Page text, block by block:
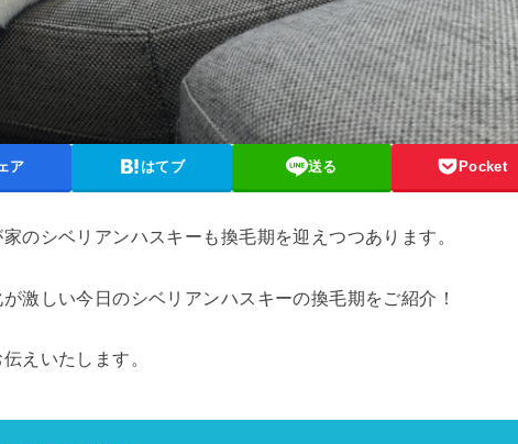
ア はてブ 送る Pocket
のシベリアンハスキーも換毛期を迎えつつあります。
激しい今日のシベリアンハスキーの換毛期をご紹介！
えいたします。